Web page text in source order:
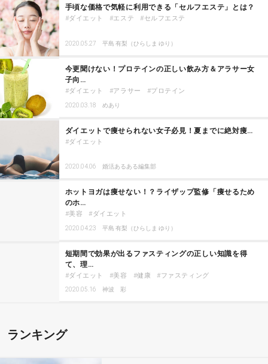
手頃な価格で気軽に利用できる「セルフエステ」とは？
ダイエット エステ セルフエステ
2020.05.27 平島 有梨（ひらしま ゆり）
今更聞けない！プロテインの正しい飲み方＆アラサー女
子向…
ダイエット アラサー プロテイン
2020.03.18 めあり
ダイエットで痩せられない女子必見！夏までに絶対痩…
ダイエット
2020.04.06 婚活あるある編集部
ホットヨガは痩せない！？ライザップ監修「痩せるため
のホ…
美容 ダイエット
2020.04.23 平島 有梨（ひらしま ゆり）
短期間で効果が出るファスティングの正しい知識を得
て、理…
ダイエット 美容 健康 ファスティング
2020.05.16 神波 彩
ランキング